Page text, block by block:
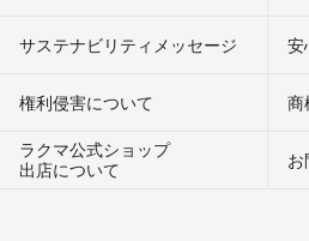
サステナビリティメッセージ 安
権利侵害について
商
ラクマ公式ショップ
出店について